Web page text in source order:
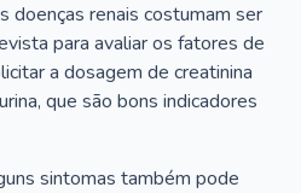
doenças renais costumam ser
para avaliar os fatores de
a dosagem de creatinina
que são bons indicadores
sintomas também pode